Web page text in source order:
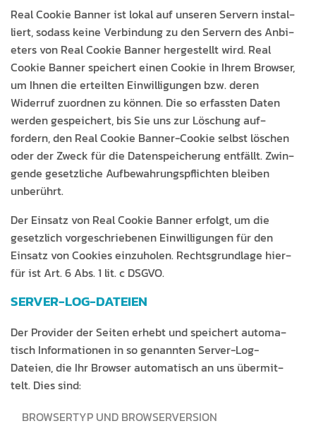
Real Cook­ie Ban­ner ist lokal auf unseren Servern instal­
liert, sodass keine Verbindung zu den Servern des Anbi­
eters von Real Cook­ie Ban­ner hergestellt wird. Real
Cook­ie Ban­ner spe­ichert einen Cook­ie in Ihrem Brows­er,
um Ihnen die erteil­ten Ein­willi­gun­gen bzw. deren
Wider­ruf zuord­nen zu kön­nen. Die so erfassten Dat­en
wer­den gespe­ichert, bis Sie uns zur Löschung auf­
fordern, den Real Cook­ie Ban­ner-Cook­ie selb­st löschen
oder der Zweck für die Daten­spe­icherung ent­fällt. Zwin­
gende geset­zliche Auf­be­wahrungspflicht­en bleiben
unberührt.
Der Ein­satz von Real Cook­ie Ban­ner erfol­gt, um die
geset­zlich vorgeschriebe­nen Ein­willi­gun­gen für den
Ein­satz von Cook­ies einzu­holen. Rechts­grund­lage hier­
für ist Art. 6 Abs. 1 lit. c DSGVO.
SERVER-LOG-DATEIEN
Der Provider der Seit­en erhebt und spe­ichert automa­
tisch Infor­ma­tio­nen in so genan­nten Serv­er-Log-
Dateien, die Ihr Brows­er automa­tisch an uns über­mit­
telt. Dies sind:
BROWSER­TYP UND BROWSERVERSION